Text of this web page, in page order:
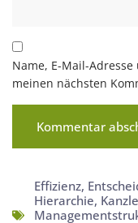
Name, E-Mail-
meinen nächsten
Effizienz,
Hierarchie,